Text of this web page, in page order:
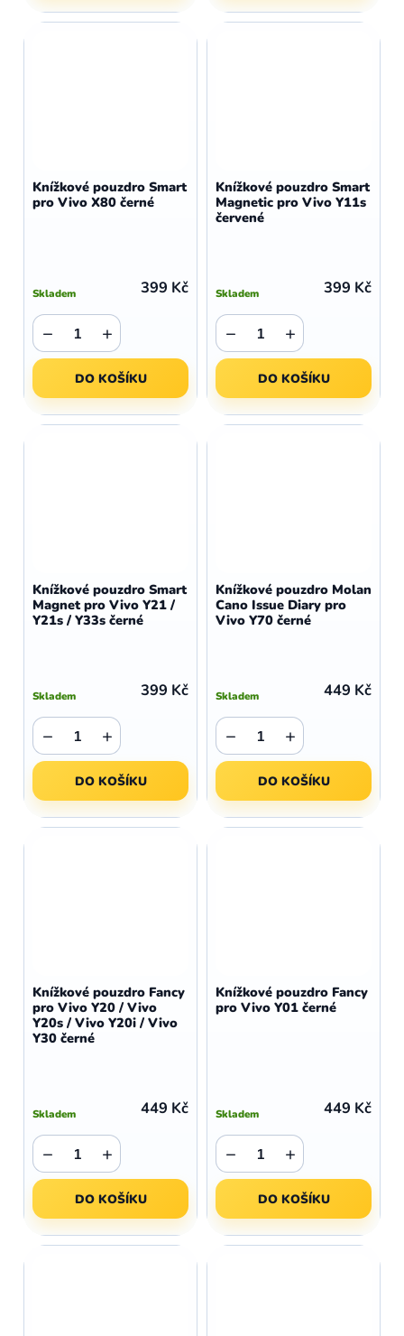
Knížkové pouzdro Smart
pro Vivo X80 černé
Skladem 399 Kč
+
−
DO KOŠÍKU
Knížkové pouzdro Smart
Magnetic pro Vivo Y11s
červené
Skladem 399 Kč
+
−
DO KOŠÍKU
Knížkové pouzdro Smart
Magnet pro Vivo Y21 /
Y21s / Y33s černé
Skladem 399 Kč
+
−
DO KOŠÍKU
Knížkové pouzdro Molan
Cano Issue Diary pro
Vivo Y70 černé
Skladem 449 Kč
+
−
DO KOŠÍKU
Knížkové pouzdro Fancy
pro Vivo Y20 / Vivo
Y20s / Vivo Y20i / Vivo
Y30 černé
Skladem 449 Kč
+
−
DO KOŠÍKU
Knížkové pouzdro Fancy
pro Vivo Y01 černé
Skladem 449 Kč
+
−
DO KOŠÍKU